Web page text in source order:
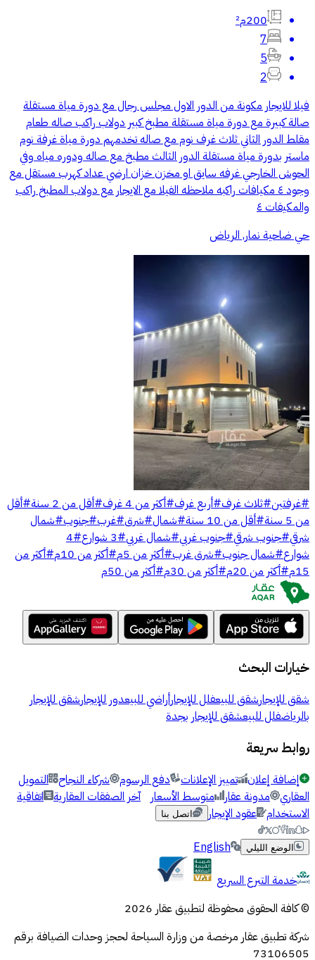
200م²
7
5
2
فيلا للايجار مكونة من الدور الاول مجلس رجال مع دورة مياة مستقلة
صالة كبيرة مع دورة مياة مستقلة مطبخ كبير دولاب راكب صاله طعام
مقلط الدور الثاني ثلاث غرف نوم مع صاله تخدمهم دورة مياة غرفة نوم
ماستر بدورة مياة مستقلة الدور الثالث مطبخ مع صاله ودوره مياه وفي
الحوش الخارجي غرفه سايق او مخزن خزان ارضي عداد كهرب مستقل مع
وجود ٤ مكيافات راكبه ملاحظه الفيلا مع الايجار مع دولاب المطبخ راكب
والمكيفات ٤
حي ضاحية نمار, الرياض
#غرفتين#ثلاث غرف#أربع غرف#أكثر من 4 غرف #أقل من 2 سنة #أقل
من 5 سنة
#أقل من 10 سنة #شمال#شرق#غرب#جنوب#شمال
شرقي#جنوب شرقي#جنوب غربي#شمال غربي#3 شوارع #
4
شوارع#شمال جنوب#شرق غرب#أكثر من 5م #أكثر من 10م #أكثر من
15م #أكثر من 20م #أكثر من 30م #أكثر من 50م
خيارات البحث
شقق للإيجارشقق للبيعفلل للإيجارأراضي للبيعدور للإيجارشقق للإيجار
بالرياضفلل للبيعشقق للإيجار بجدة
روابط سريعة
إضافة إعلان تمييز الإعلانات دفع الرسوم شركاء النجاح
التمويل
العقاري
مدونة عقار متوسط الأسعار آخر الصفقات العقارية
اتفاقية
الاستخدام عقود الإيجار اتصل بنا
الوضع الليلي
English
خدمة التبرع السريع
© كافة الحقوق محفوظة لتطبيق عقار 2026
شركة تطبيق عقار مرخصة من وزارة السياحة لحجز وحدات الضيافة برقم
73106505